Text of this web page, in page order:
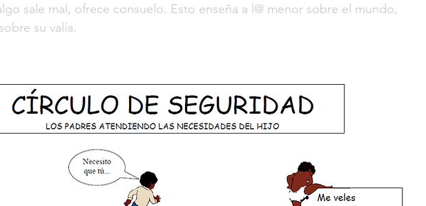
sale mal, ofrece consuelo. Esto enseña a l@ menor sobre el mundo,
su valía.